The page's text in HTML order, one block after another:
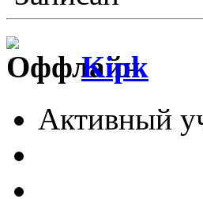
Kipk
Активный